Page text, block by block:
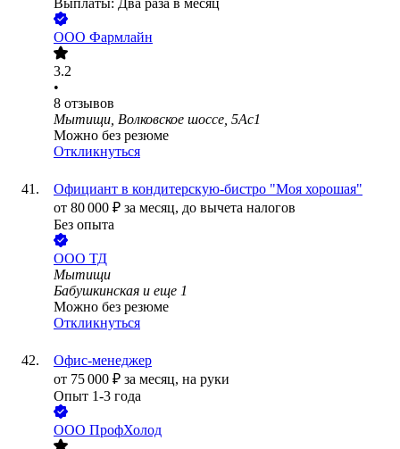
Выплаты: Два раза в месяц
ООО Фармлайн
3.2
•
8 отзывов
Мытищи, Волковское шоссе, 5Ас1
Можно без резюме
Откликнуться
Официант в кондитерскую-бистро "Моя хорошая"
от 80 000 ₽ за месяц, до вычета налогов
Без опыта
ООО ТД
Мытищи
Бабушкинская и еще 1
Можно без резюме
Откликнуться
Офис-менеджер
от 75 000 ₽ за месяц, на руки
Опыт 1-3 года
ООО ПрофХолод